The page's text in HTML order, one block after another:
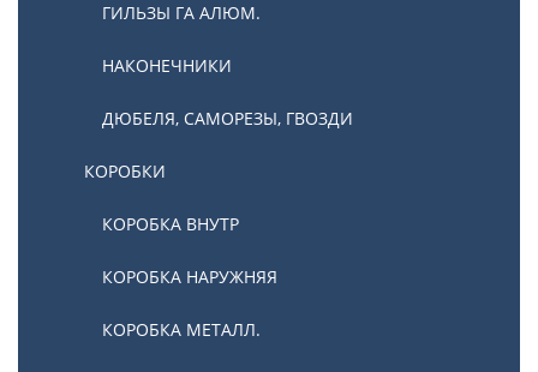
ГИЛЬЗЫ ГА АЛЮМ.
НАКОНЕЧНИКИ
ДЮБЕЛЯ, САМОРЕЗЫ, ГВОЗДИ
КОРОБКИ
КОРОБКА ВНУТР
КОРОБКА НАРУЖНЯЯ
КОРОБКА МЕТАЛЛ.